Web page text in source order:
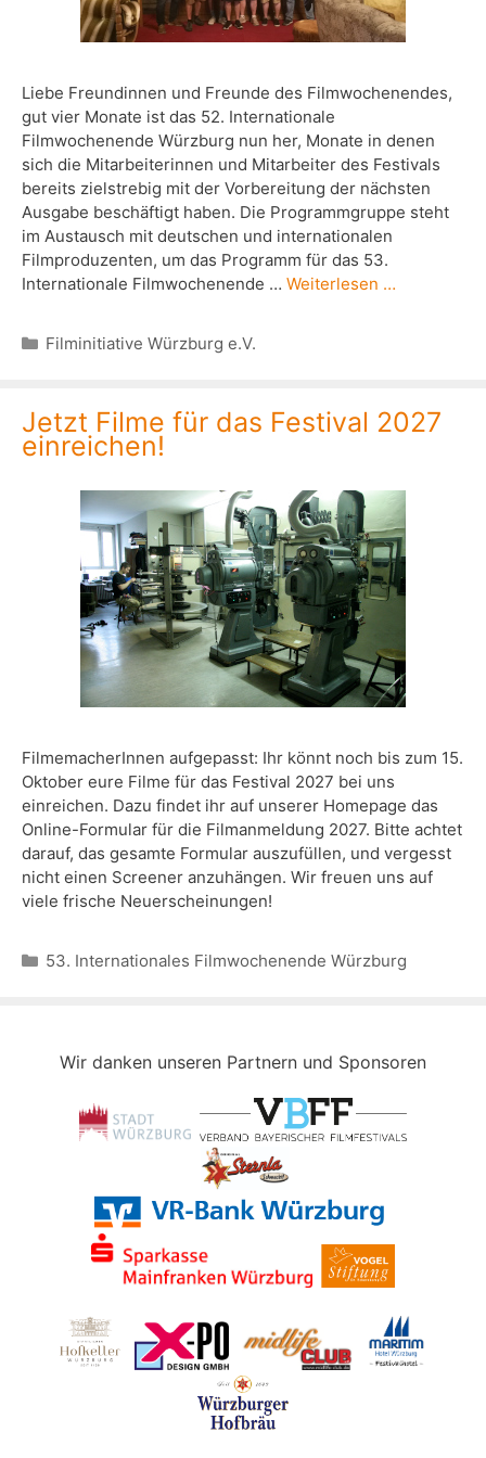
Liebe Freundinnen und Freunde des Filmwochenendes,
gut vier Monate ist das 52. Internationale
Filmwochenende Würzburg nun her, Monate in denen
sich die Mitarbeiterinnen und Mitarbeiter des Festivals
bereits zielstrebig mit der Vorbereitung der nächsten
Ausgabe beschäftigt haben. Die Programmgruppe steht
im Austausch mit deutschen und internationalen
Filmproduzenten, um das Programm für das 53.
Internationale Filmwochenende … Weiterlesen …
Kategorien
Filminitiative Würzburg e.V.
Jetzt Filme für das Festival 2027
einreichen!
FilmemacherInnen aufgepasst: Ihr könnt noch bis zum 15.
Oktober eure Filme für das Festival 2027 bei uns
einreichen. Dazu findet ihr auf unserer Homepage das
Online-Formular für die Filmanmeldung 2027. Bitte achtet
darauf, das gesamte Formular auszufüllen, und vergesst
nicht einen Screener anzuhängen. Wir freuen uns auf
viele frische Neuerscheinungen!
Kategorien
53. Internationales Filmwochenende Würzburg
Wir danken unseren Partnern und Sponsoren